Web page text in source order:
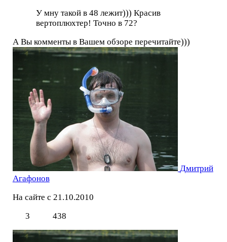
У мну такой в 48 лежит))) Красив
вертоплюхтер! Точно в 72?
А Вы комменты в Вашем обзоре перечитайте)))
Дмитрий
Агафонов
На сайте с 21.10.2010
3
438